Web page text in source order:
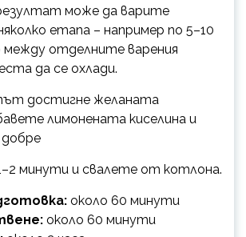
може да варите
етапа – например по 5–10
отделните варения
да се охлади.
достигне желаната
лимонената киселина и
минути и свалете от котлона.
около 60 минути
около 60 минути